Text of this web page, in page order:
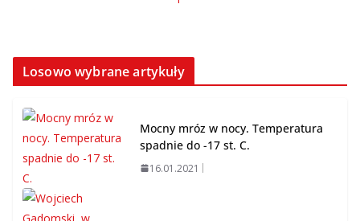
Losowo wybrane artykuły
Mocny mróz w nocy. Temperatura
spadnie do -17 st. C.
16.01.2021